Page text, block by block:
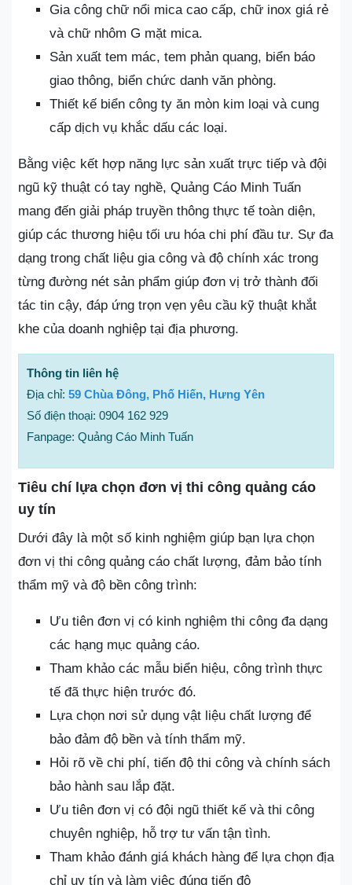
Gia công chữ nổi mica cao cấp, chữ inox giá rẻ
và chữ nhôm G mặt mica.
Sản xuất tem mác, tem phản quang, biển báo
giao thông, biển chức danh văn phòng.
Thiết kế biển công ty ăn mòn kim loại và cung
cấp dịch vụ khắc dấu các loại.
Bằng việc kết hợp năng lực sản xuất trực tiếp và đội
ngũ kỹ thuật có tay nghề, Quảng Cáo Minh Tuấn
mang đến giải pháp truyền thông thực tế toàn diện,
giúp các thương hiệu tối ưu hóa chi phí đầu tư. Sự đa
dạng trong chất liệu gia công và độ chính xác trong
từng đường nét sản phẩm giúp đơn vị trở thành đối
tác tin cậy, đáp ứng trọn vẹn yêu cầu kỹ thuật khắt
khe của doanh nghiệp tại địa phương.
Thông tin liên hệ
Địa chỉ: 59 Chùa Đông, Phố Hiến, Hưng Yên
Số điện thoại: 0904 162 929
Fanpage: Quảng Cáo Minh Tuấn
Tiêu chí lựa chọn đơn vị thi công quảng cáo
uy tín
Dưới đây là một số kinh nghiệm giúp bạn lựa chọn
đơn vị thi công quảng cáo chất lượng, đảm bảo tính
thẩm mỹ và độ bền công trình:
Ưu tiên đơn vị có kinh nghiệm thi công đa dạng
các hạng mục quảng cáo.
Tham khảo các mẫu biển hiệu, công trình thực
tế đã thực hiện trước đó.
Lựa chọn nơi sử dụng vật liệu chất lượng để
bảo đảm độ bền và tính thẩm mỹ.
Hỏi rõ về chi phí, tiến độ thi công và chính sách
bảo hành sau lắp đặt.
Ưu tiên đơn vị có đội ngũ thiết kế và thi công
chuyên nghiệp, hỗ trợ tư vấn tận tình.
Tham khảo đánh giá khách hàng để lựa chọn địa
chỉ uy tín và làm việc đúng tiến độ